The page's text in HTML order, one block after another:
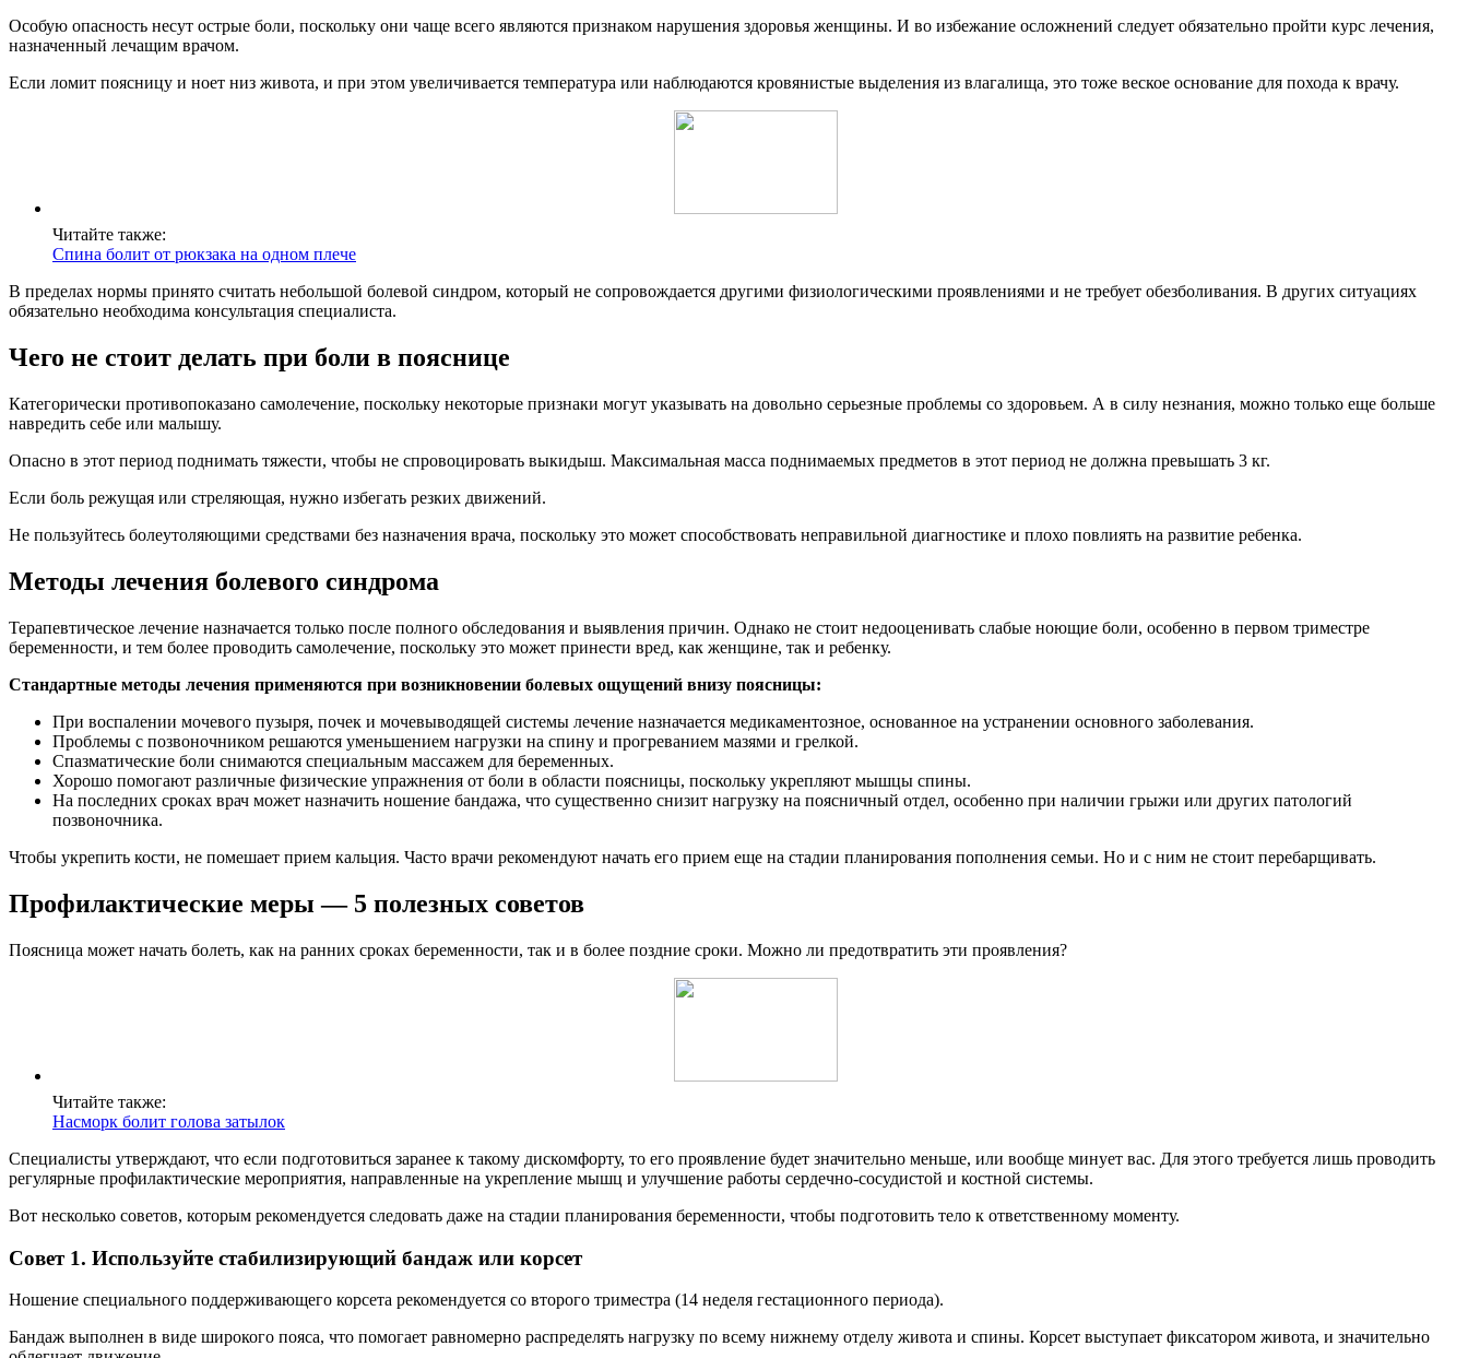
Особую опасность несут острые боли, поскольку они чаще всего являются признаком нарушения здоровья женщины. И во избежание осложнений следует обязательно пройти курс лечения,
назначенный лечащим врачом.
Если ломит поясницу и ноет низ живота, и при этом увеличивается температура или наблюдаются кровянистые выделения из влагалища, это тоже веское основание для похода к врачу.
Читайте также:
Спина болит от рюкзака на одном плече
В пределах нормы принято считать небольшой болевой синдром, который не сопровождается другими физиологическими проявлениями и не требует обезболивания. В других ситуациях
обязательно необходима консультация специалиста.
Чего не стоит делать при боли в пояснице
Категорически противопоказано самолечение, поскольку некоторые признаки могут указывать на довольно серьезные проблемы со здоровьем. А в силу незнания, можно только еще больше
навредить себе или малышу.
Опасно в этот период поднимать тяжести, чтобы не спровоцировать выкидыш. Максимальная масса поднимаемых предметов в этот период не должна превышать 3 кг.
Если боль режущая или стреляющая, нужно избегать резких движений.
Не пользуйтесь болеутоляющими средствами без назначения врача, поскольку это может способствовать неправильной диагностике и плохо повлиять на развитие ребенка.
Методы лечения болевого синдрома
Терапевтическое лечение назначается только после полного обследования и выявления причин. Однако не стоит недооценивать слабые ноющие боли, особенно в первом триместре
беременности, и тем более проводить самолечение, поскольку это может принести вред, как женщине, так и ребенку.
Стандартные методы лечения применяются при возникновении болевых ощущений внизу поясницы:
При воспалении мочевого пузыря, почек и мочевыводящей системы лечение назначается медикаментозное, основанное на устранении основного заболевания.
Проблемы с позвоночником решаются уменьшением нагрузки на спину и прогреванием мазями и грелкой.
Спазматические боли снимаются специальным массажем для беременных.
Хорошо помогают различные физические упражнения от боли в области поясницы, поскольку укрепляют мышцы спины.
На последних сроках врач может назначить ношение бандажа, что существенно снизит нагрузку на поясничный отдел, особенно при наличии грыжи или других патологий
позвоночника.
Чтобы укрепить кости, не помешает прием кальция. Часто врачи рекомендуют начать его прием еще на стадии планирования пополнения семьи. Но и с ним не стоит перебарщивать.
Профилактические меры — 5 полезных советов
Поясница может начать болеть, как на ранних сроках беременности, так и в более поздние сроки. Можно ли предотвратить эти проявления?
Читайте также:
Насморк болит голова затылок
Специалисты утверждают, что если подготовиться заранее к такому дискомфорту, то его проявление будет значительно меньше, или вообще минует вас. Для этого требуется лишь проводить
регулярные профилактические мероприятия, направленные на укрепление мышц и улучшение работы сердечно-сосудистой и костной системы.
Вот несколько советов, которым рекомендуется следовать даже на стадии планирования беременности, чтобы подготовить тело к ответственному моменту.
Совет 1. Используйте стабилизирующий бандаж или корсет
Ношение специального поддерживающего корсета рекомендуется со второго триместра (14 неделя гестационного периода).
Бандаж выполнен в виде широкого пояса, что помогает равномерно распределять нагрузку по всему нижнему отделу живота и спины. Корсет выступает фиксатором живота, и значительно